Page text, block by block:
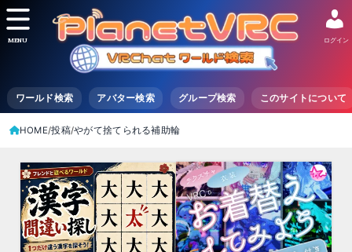
ワールド検索 アバター検索 グループ検索 このサイトについて
ログイン
MENU
HOME 投稿 やがて捨てられる補助輪